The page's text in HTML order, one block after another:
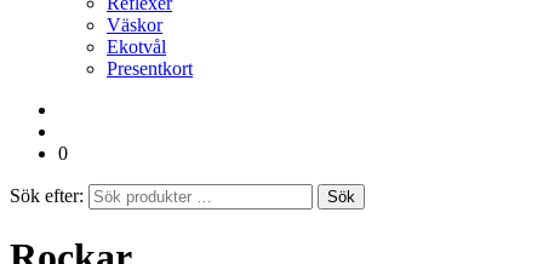
Väskor
Ekotvål
Presentkort
0
Sök efter: Sök